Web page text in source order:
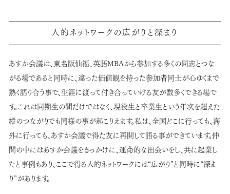
人的ネットワークの広がりと深まり
あすか会議は、東名阪仙福、英語MBAから参加する多くの同志とつな
がる場であると同時に、違った価値観を持った参加者同士が心ゆくまで
熱く語り合う事で、生涯に渡って付き合っていける友が数多くできる場で
す。これは同期生の間だけではなく、現役生と卒業生という年次を超えた
縦のつながりでも同様の事が起こりえます。私は、全国どこに行っても、海
外に行っても、あすか会議で得た友に再開して語る事ができています。仲
間の中にはあすか会議をきっかけに、運命的な出会いをし、共に起業し
たと事例もあり、ここで得る人的ネットワークには“広がり”と同時に“深ま
り”があります。